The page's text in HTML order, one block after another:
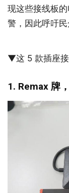
现这些接线板
警，因此呼吁民
▼这 5 款插座接
1. Remax 牌